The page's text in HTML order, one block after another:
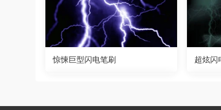
惊悚巨型闪电笔刷 超炫闪